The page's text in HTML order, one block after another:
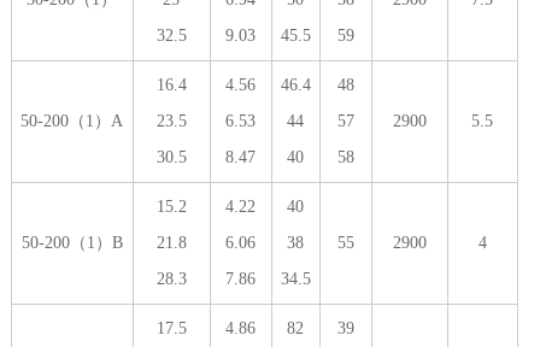
32.5
9.03
45.5
59
50-200（1）A
16.4
23.5
30.5
4.56
6.53
8.47
46.4
44
40
48
57
58
2900 5.5
50-200（1）B
15.2
21.8
28.3
4.22
6.06
7.86
40
38
34.5
55 2900 4
17.5
4.86
82
39